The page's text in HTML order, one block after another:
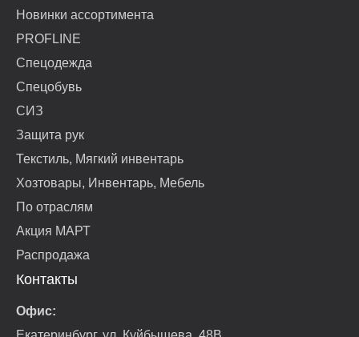
Новинки ассортимента
PROFLINE
Спецодежда
Спецобувь
СИЗ
Защита рук
Текстиль, Мягкий инвентарь
Хозтовары, Инвентарь, Мебель
По отраслям
Акция МАРТ
Распродажа
Контакты
Офис: